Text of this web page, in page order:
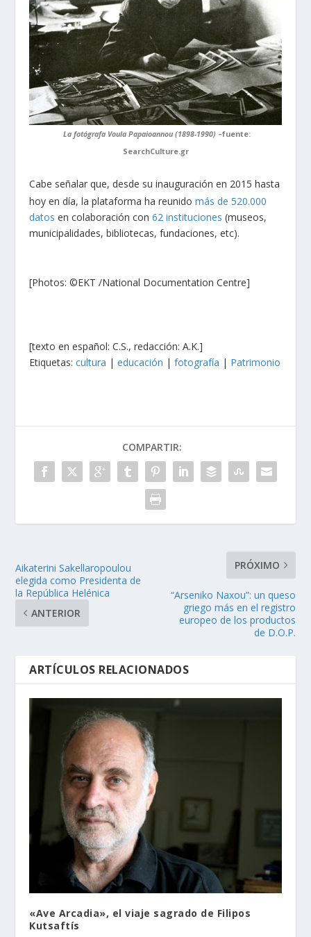
La fotógrafa Voula Papaioannou (1898-1990) –fuente:
SearchCulture.gr
Cabe señalar que, desde su inauguración en 2015 hasta
hoy en día, la plataforma ha reunidomás de 520.000
datos en colaboración con62 instituciones (museos,
municipalidades, bibliotecas, fundaciones, etc).
[Photos: ©EKT /National Documentation Centre]
[texto en español: C.S., redacción: A.K.]
Etiquetas:cultura |educación |fotografía | Patrimonio
COMPARTIR:
Aikaterini Sakellaropoulou
elegida como Presidenta de
la República Helénica
ANTERIOR
PRÓXIMO
“Arseniko Naxou”: un queso
griego más en el registro
europeo de los productos
de D.O.P.
ARTÍCULOS RELACIONADOS
«Ave Arcadia», el viaje sagrado de Filipos
Kutsaftís